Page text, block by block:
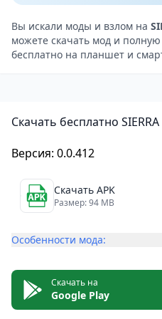
Тактический геймплей,
мышления
Широкий арсенал оружия
модификации
Недостатки игры
персонажа
Некоторые игроки могут
сложной или
SIERRA 7— это
возможность
игре представлен
Вы искали моды и взлом на
можете скачать мод и
бесплатно на планшет и
Скачать бесплатно
Версия: 0.0.412
Скачать APK
Размер: 94 MB
Особенности мода:
Скачать на
Google Play